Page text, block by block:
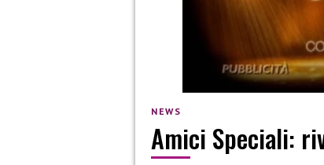
NEWS
Amici Speciali: